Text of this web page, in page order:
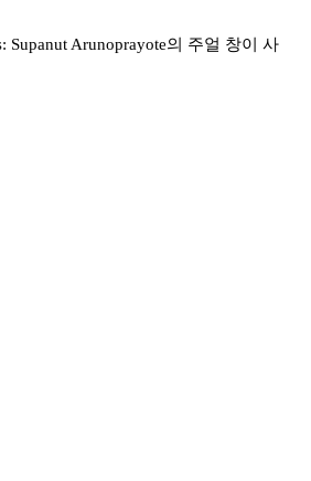
Supanut Arunoprayote의 주얼 창이 사